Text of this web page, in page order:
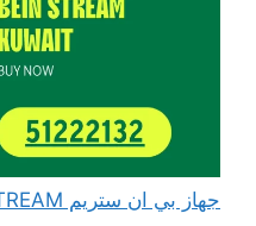
جهاز بي ان ستريم beIN STREAM الكويت مع اشتراك